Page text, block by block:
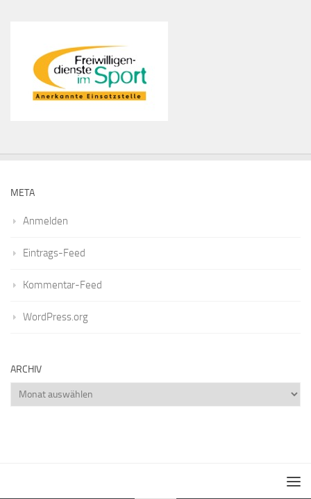
META
Anmelden
Eintrags-Feed
Kommentar-Feed
WordPress.org
ARCHIV
Archiv